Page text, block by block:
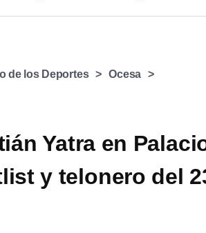
de los Deportes Ocesa
Yatra en
y telonero del